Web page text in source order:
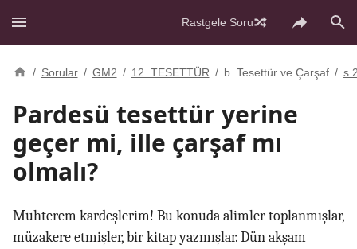
Rastgele Soru
/ Sorular / GM2 / 12. TESETTÜR / b. Tesettür ve Çarşaf /
Pardesü tesettür yerine
geçer mi, ille çarşaf mı
olmalı?
Muhterem kardeşlerim! Bu konuda alimler toplanmışlar,
müzakere etmişler, bir kitap yazmışlar. Dün akşam